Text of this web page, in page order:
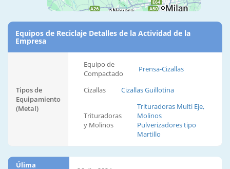
Equipos de Reciclaje Detalles de la Actividad de la
Empresa
Tipos de
Equipamiento
(Metal)
Equipo de
Compactado
Prensa-Cizallas
Cizallas Cizallas Guillotina
Trituradoras
y Molinos
Trituradoras Multi Eje,
Molinos
Pulverizadores tipo
Martillo
Úlima